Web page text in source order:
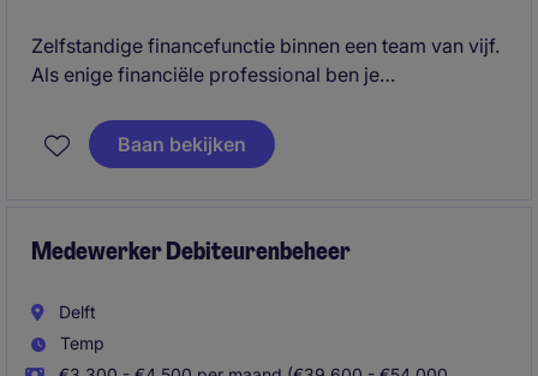
Zelfstandige financefunctie binnen een team van vijf.
Als enige financiële professional ben je
administratie en fungeer je als sparringpartner voor
de General Manager/CEO. Ideaal voor een hands-on
financieel betrokken wil zijn bij de organisatie.
Baan bekijken
Medewerker Debiteurenbeheer
Delft
Temp